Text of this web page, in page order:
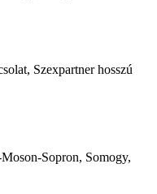
Szexpartner hosszú
Sopron, Somogy,